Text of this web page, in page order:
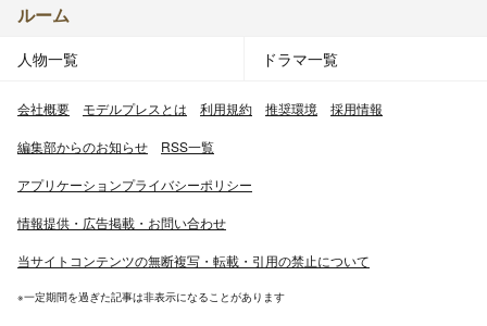
ルーム
人物一覧 ドラマ一覧
会社概要 モデルプレスとは 利用規約 推奨環境 採用情報
編集部からのお知らせ RSS一覧
アプリケーションプライバシーポリシー
情報提供・広告掲載・お問い合わせ
当サイトコンテンツの無断複写・転載・引用の禁止について
※一定期間を過ぎた記事は非表示になることがあります